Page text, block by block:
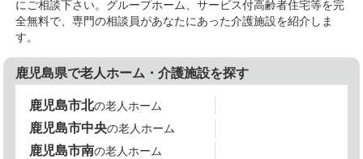
にご相談下さい。グループホーム、サービス付高齢者住宅等を完
全無料で、専門の相談員があなたにあった介護施設を紹介しま
す。
鹿児島県で老人ホーム・介護施設を探す
鹿児島市北の老人ホーム
鹿児島市中央の老人ホーム
鹿児島市南の老人ホーム